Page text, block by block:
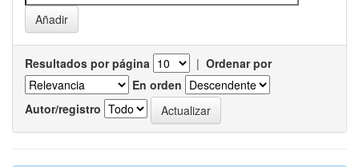
Resultados por página | Ordenar por
En orden
Autor/registro